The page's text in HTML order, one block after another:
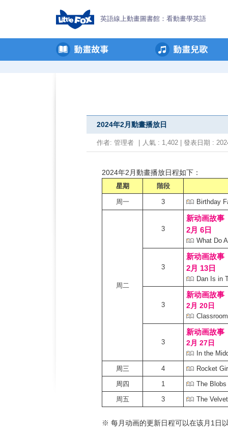
英語線上動畫圖書館：看動畫學英語
2024年2月動畫播放日
作者: 管理者 人氣 : 1,402 | 發表日期 :
2024年2月動畫播放日程如下：
星期 階段
周一 3 Birthday
周二
3
新动画故事
2月 6日
What Do
3
新动画故事
2月 13日
Dan Is in
3
新动画故事
2月 20日
3
新动画故事
2月 27日
In the
周三
4
Rocket
周四
1
The Blobs
3
周五 The
※ 每月动画的更新日程可以在该月1日